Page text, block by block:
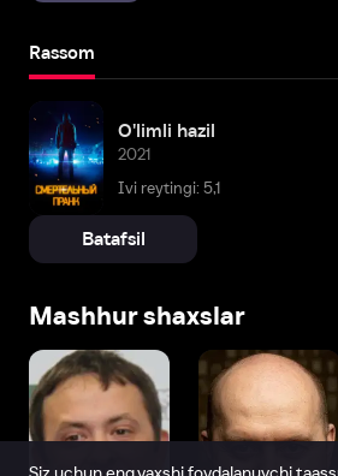
Rassom
O'limli hazil
2021
Ivi reytingi: 5,1
Batafsil
Mashhur shaxslar